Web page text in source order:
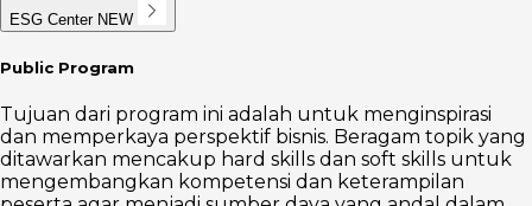
ESG Center NEW
Public Program
Tujuan dari program ini adalah untuk menginspirasi
dan memperkaya perspektif bisnis. Beragam topik yang
ditawarkan mencakup hard skills dan soft skills untuk
mengembangkan kompetensi dan keterampilan